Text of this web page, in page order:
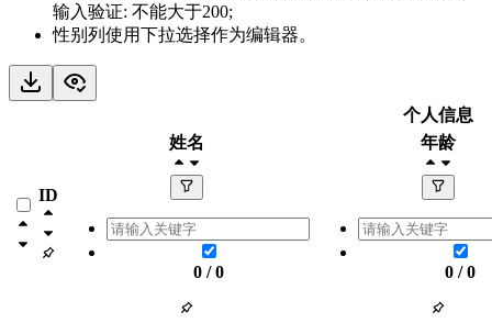
输入验证: 不能大于200;
性别列使用下拉选择作为编辑器。
个人信息
ID
姓名
0 / 0
年龄
0 / 0